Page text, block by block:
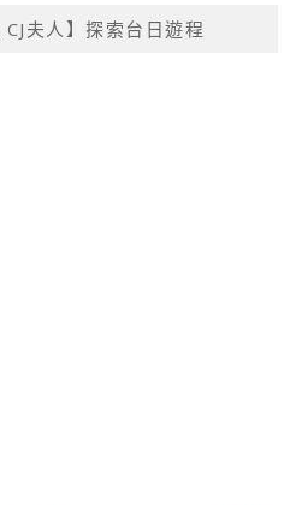
CJ夫人】探索台日遊程